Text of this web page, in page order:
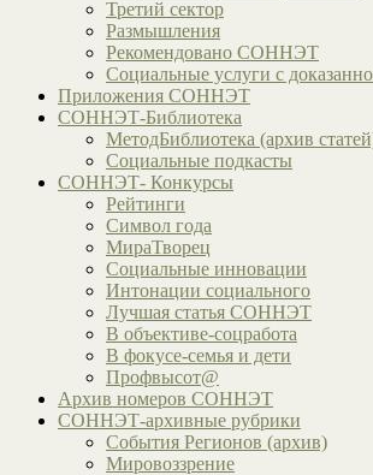
Третий сектор
Размышления
Рекомендовано СОННЭТ
Социальные услуги с
Приложения СОННЭТ
СОННЭТ-Библиотека
МетодБиблиотека (архив
Социальные подкасты
СОННЭТ- Конкурсы
Рейтинги
Символ года
МираТворец
Социальные инновации
Интонации социального
Лучшая статья СОННЭТ
В объективе-соцработа
В фокусе-семья и дети
Профвысот@
Архив номеров СОННЭТ
СОННЭТ-архивные рубрики
События Регионов (архив)
Мировоззрение